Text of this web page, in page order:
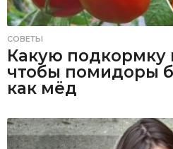
СОВЕТЫ
Какую подкормку
чтобы помидоры
как мёд